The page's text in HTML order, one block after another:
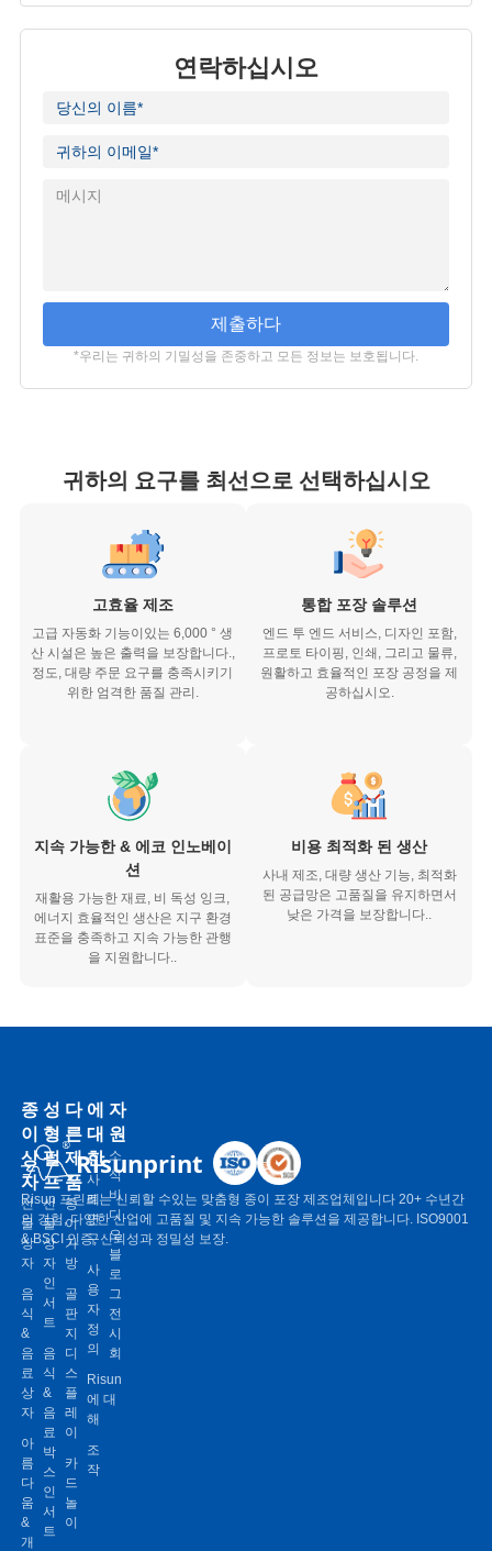
연락하십시오
제출하다
*우리는 귀하의 기밀성을 존중하고 모든 정보는 보호됩니다.
귀하의 요구를 최선으로 선택하십시오
고효율 제조
고급 자동화 기능이있는 6,000 ° 생
산 시설은 높은 출력을 보장합니다.,
정도, 대량 주문 요구를 충족시키기
위한 엄격한 품질 관리.
통합 포장 솔루션
엔드 투 엔드 서비스, 디자인 포함,
프로토 타이핑, 인쇄, 그리고 물류,
원활하고 효율적인 포장 공정을 제
공하십시오.
지속 가능한 & 에코 인노베이
션
재활용 가능한 재료, 비 독성 잉크,
에너지 효율적인 생산은 지구 환경
표준을 충족하고 지속 가능한 관행
을 지원합니다..
비용 최적화 된 생산
사내 제조, 대량 생산 기능, 최적화
된 공급망은 고품질을 유지하면서
낮은 가격을 보장합니다..
종
이
상
자
선
물
상
자
음
식
&
음
료
상
자
아
름
다
움
&
개
성
형
펄
프
선
물
상
자
인
서
트
음
식
&
음
료
박
스
인
서
트
다
른
제
품
종
이
가
방
골
판
지
디
스
플
레
이
카
드
놀
이
에
대
한
사
례
연
구
사
용
자
정
의
Risun
에 대
해
조
작
자
원
소
식
비
디
오
블
로
그
전
시
회
Risunprint
Risun 프린트는 신뢰할 수있는 맞춤형 종이 포장 제조업체입니다 20+ 수년간
의 경험, 다양한 산업에 고품질 및 지속 가능한 솔루션을 제공합니다. ISO9001
& BSCI 인증, 신뢰성과 정밀성 보장.